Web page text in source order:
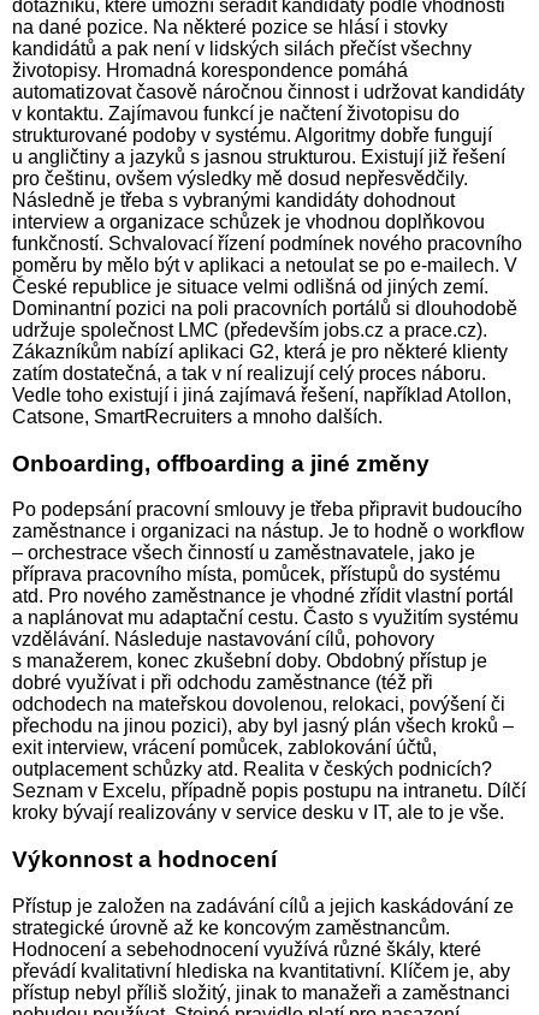
dotazníků, které umožní seřadit kandidáty podle vhodnosti
na dané pozice. Na některé pozice se hlásí i stovky
kandidátů a pak není v lidských silách přečíst všechny
životopisy. Hromadná korespondence pomáhá
automatizovat časově náročnou činnost i udržovat kandidáty
v kontaktu. Zajímavou funkcí je načtení životopisu do
strukturované podoby v systému. Algoritmy dobře fungují
u angličtiny a jazyků s jasnou strukturou. Existují již řešení
pro češtinu, ovšem výsledky mě dosud nepřesvědčily.
Následně je třeba s vybranými kandidáty dohodnout
interview a organizace schůzek je vhodnou doplňkovou
funkčností. Schvalovací řízení podmínek nového pracovního
poměru by mělo být v aplikaci a netoulat se po e-mailech. V
České republice je situace velmi odlišná od jiných zemí.
Dominantní pozici na poli pracovních portálů si dlouhodobě
udržuje společnost LMC (především jobs.cz a prace.cz).
Zákazníkům nabízí aplikaci G2, která je pro některé klienty
zatím dostatečná, a tak v ní realizují celý proces náboru.
Vedle toho existují i jiná zajímavá řešení, například Atollon,
Catsone, SmartRecruiters a mnoho dalších.
Onboarding, offboarding a jiné změny
Po podepsání pracovní smlouvy je třeba připravit budoucího
zaměstnance i organizaci na nástup. Je to hodně o workflow
– orchestrace všech činností u zaměstnavatele, jako je
příprava pracovního místa, pomůcek, přístupů do systému
atd. Pro nového zaměstnance je vhodné zřídit vlastní portál
a naplánovat mu adaptační cestu. Často s využitím systému
vzdělávání. Následuje nastavování cílů, pohovory
s manažerem, konec zkušební doby. Obdobný přístup je
dobré využívat i při odchodu zaměstnance (též při
odchodech na mateřskou dovolenou, relokaci, povýšení či
přechodu na jinou pozici), aby byl jasný plán všech kroků –
exit interview, vrácení pomůcek, zablokování účtů,
outplacement schůzky atd. Realita v českých podnicích?
Seznam v Excelu, případně popis postupu na intranetu. Dílčí
kroky bývají realizovány v service desku v IT, ale to je vše.
Výkonnost a hodnocení
Přístup je založen na zadávání cílů a jejich kaskádování ze
strategické úrovně až ke koncovým zaměstnancům.
Hodnocení a sebehodnocení využívá různé škály, které
převádí kvalitativní hlediska na kvantitativní. Klíčem je, aby
přístup nebyl příliš složitý, jinak to manažeři a zaměstnanci